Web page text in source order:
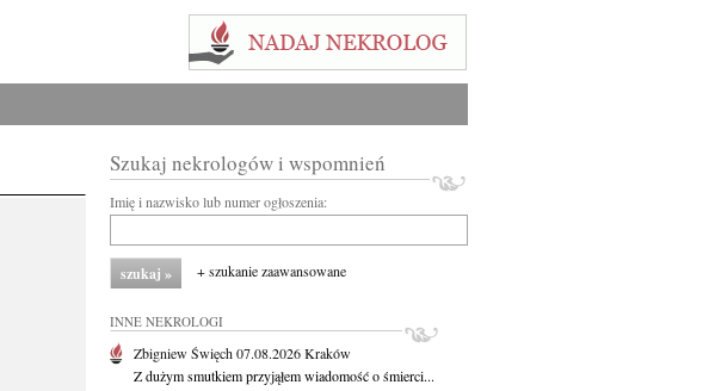
Szukaj nekrologów i wspomnień
Imię i nazwisko lub numer ogłoszenia:
+ szukanie zaawansowane
INNE NEKROLOGI
Zbigniew Święch07.08.2026Kraków
Z dużym smutkiem przyjąłem wiadomość o śmierci...